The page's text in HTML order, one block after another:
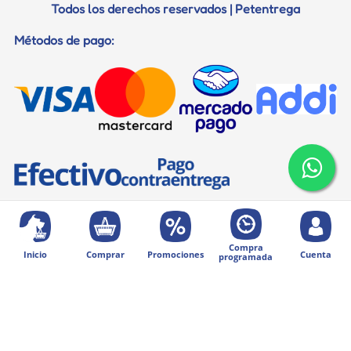
Inicio Comprar Promociones
Compra
programada
Cuenta
Todos los derechos reservados | Petentrega
Métodos de pago: